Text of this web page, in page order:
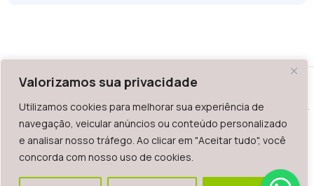
Valorizamos sua privacidade
Utilizamos cookies para melhorar sua experiência de
navegação, veicular anúncios ou conteúdo personalizado
e analisar nosso tráfego. Ao clicar em "Aceitar tudo", você
concorda com nosso uso de cookies.
WAZ - Av. do Contorno 2939, lojas 1 a 7, Belo Horizonte, MG -
Brasil. CEP: 30.110-013
Telefone: +55 (31) 2126-6666 | CNPJ: 06.036.939/0001-92
2023.
Todos os direitos reservados. É vetada a reprodução, total